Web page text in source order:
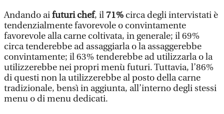
Andando aifuturi chef, il71% circa degli intervistati è
tendenzialmente favorevole o convintamente
favorevole alla carne coltivata, in generale; il 69%
circa tenderebbe ad assaggiarla o la assaggerebbe
convintamente; il 63% tenderebbe ad utilizzarla o la
utilizzerebbe nei propri menù futuri. Tuttavia, l’86%
di questi non la utilizzerebbe al posto della carne
tradizionale, bensì in aggiunta, all’interno degli stessi
menu o di menu dedicati.